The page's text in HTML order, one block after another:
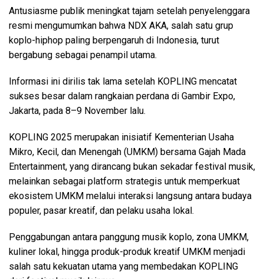
Antusiasme publik meningkat tajam setelah penyelenggara
resmi mengumumkan bahwa NDX AKA, salah satu grup
koplo-hiphop paling berpengaruh di Indonesia, turut
bergabung sebagai penampil utama.
Informasi ini dirilis tak lama setelah KOPLING mencatat
sukses besar dalam rangkaian perdana di Gambir Expo,
Jakarta, pada 8–9 November lalu.
KOPLING 2025 merupakan inisiatif Kementerian Usaha
Mikro, Kecil, dan Menengah (UMKM) bersama Gajah Mada
Entertainment, yang dirancang bukan sekadar festival musik,
melainkan sebagai platform strategis untuk memperkuat
ekosistem UMKM melalui interaksi langsung antara budaya
populer, pasar kreatif, dan pelaku usaha lokal.
Penggabungan antara panggung musik koplo, zona UMKM,
kuliner lokal, hingga produk-produk kreatif UMKM menjadi
salah satu kekuatan utama yang membedakan KOPLING